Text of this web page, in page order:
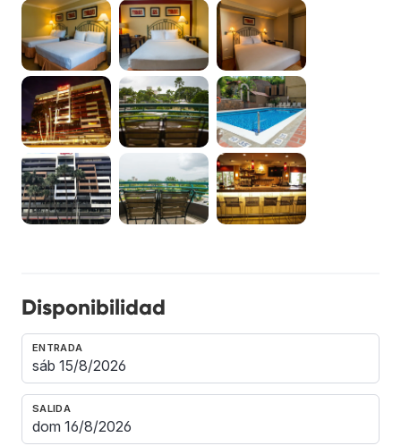
Disponibilidad
ENTRADA
SALIDA